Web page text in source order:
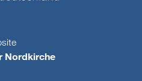
Nordkirche